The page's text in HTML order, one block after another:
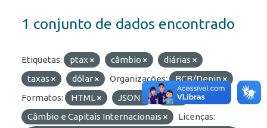
1 conjunto de dados encontrado
Etiquetas: ptax câmbio
diárias
taxas
dólar Organizações:
BCB/Depin
Formatos:
HTML JSON API
Grupos:
Câmbio e Capitais Internacionais
Licenças: